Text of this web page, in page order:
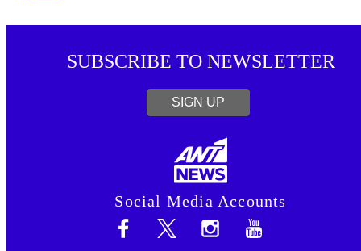
SUBSCRIBE TO NEWSLETTER
SIGN UP
Social Media Accounts